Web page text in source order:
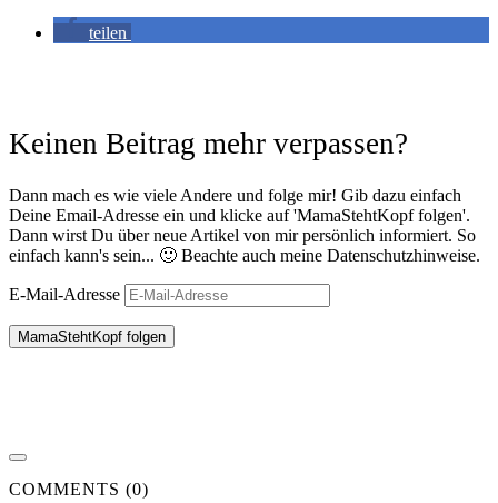
teilen
Keinen Beitrag mehr verpassen?
Dann mach es wie viele Andere und folge mir! Gib dazu einfach
Deine Email-Adresse ein und klicke auf 'MamaStehtKopf folgen'.
Dann wirst Du über neue Artikel von mir persönlich informiert. So
einfach kann's sein... 🙂 Beachte auch meine Datenschutzhinweise.
E-Mail-Adresse
MamaStehtKopf folgen
COMMENTS (0)